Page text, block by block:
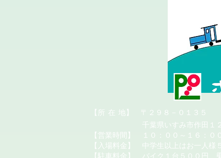
​【所 在 地】 〒２９８－０１３５
千葉県いすみ市作田１２
【営業時間】 １０：００～１６：０
【入場料金】 中学生以上はお一人様